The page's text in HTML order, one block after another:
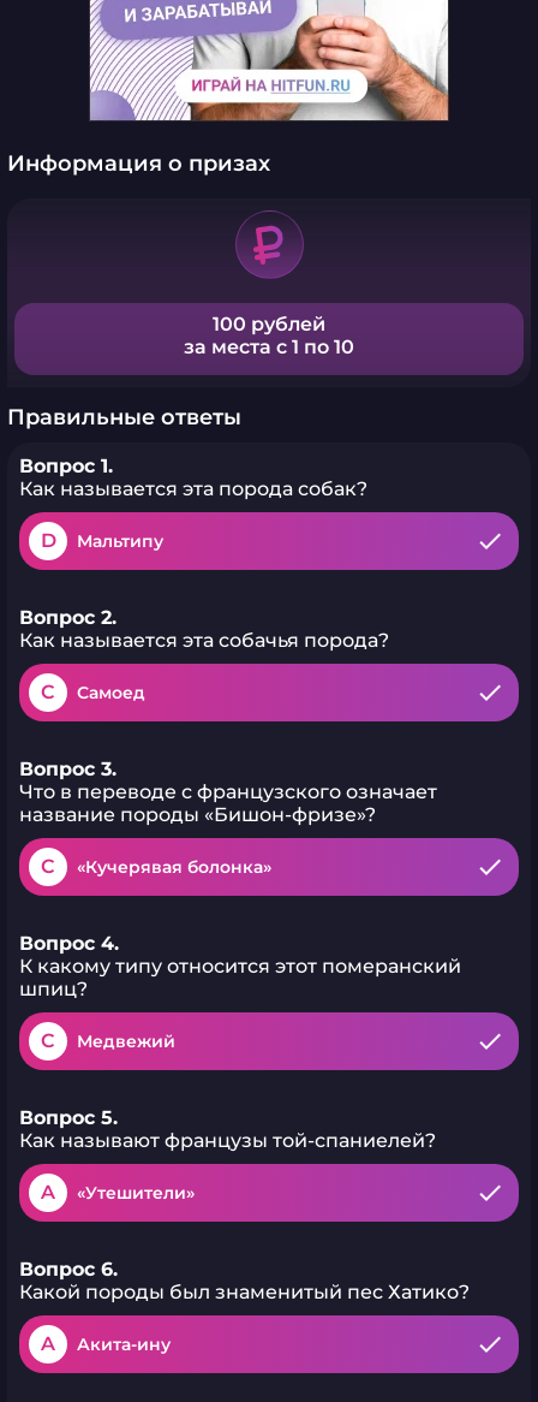
Информация о призах
100 рублей
за места с 1 по 10
Правильные ответы
Вопрос 1.
Как называется эта порода собак?
D Мальтипу
Вопрос 2.
Как называется эта собачья порода?
C Самоед
Вопрос 3.
Что в переводе с французского означает
название породы «Бишон-фризе»?
C «Кучерявая болонка»
Вопрос 4.
К какому типу относится этот померанский
шпиц?
C Медвежий
Вопрос 5.
Как называют французы той-спаниелей?
A «Утешители»
Вопрос 6.
Какой породы был знаменитый пес Хатико?
A Акита-ину